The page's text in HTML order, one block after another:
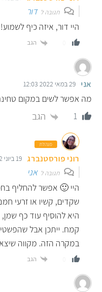
תגובה לדור
היי דור, איזה כיף
הגב
אני 29 במאי 2022 12:03
מה אפשר לשים במקום
1
הגב
מנהלת
רוני פורסטנברג 19 ביוני 2022 12:51
תגובה לאני
היי 🙂 אפשר להחליף
שקדים, קשיו או זרעי
היא להוסיף עוד כף
קמח. ייתכן אבל
במקרה הזה. מקווה
הגב